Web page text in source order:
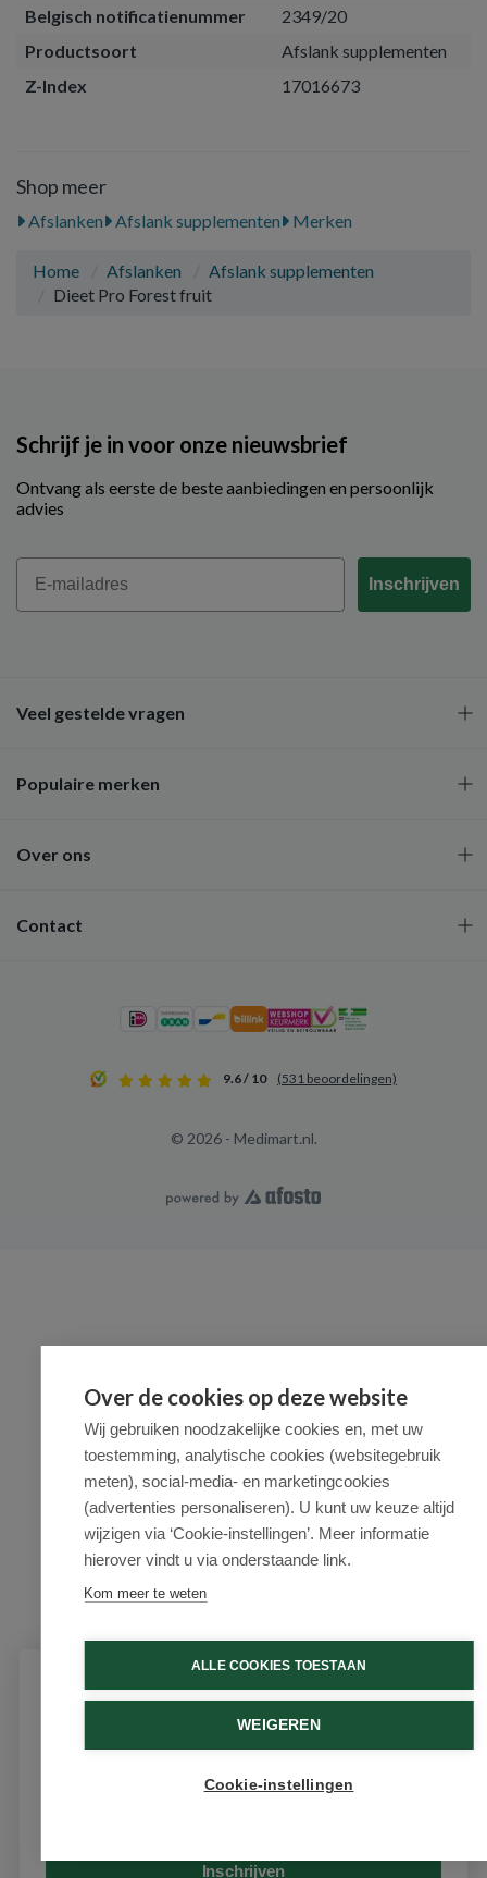
Belgisch notificatienummer
2349/20
Productsoort
Afslank supplementen
Z-Index
17016673
Shop meer
Afslanken Afslank supplementen Merken
Home Afslanken
Afslank supplementen
Dieet Pro Forest fruit
Schrijf je in voor onze nieuwsbrief
Ontvang als eerste de beste aanbiedingen en persoonlijk
advies
Email
Inschrijven
Veel gestelde vragen
Populaire merken
Over ons
Contact
9.6 / 10 (531 beoordelingen)
© 2026 - Medimart.nl.
Over de cookies op deze website
Wij gebruiken noodzakelijke cookies en, met uw
toestemming, analytische cookies (websitegebruik
meten), social-media- en marketingcookies
(advertenties personaliseren). U kunt uw keuze altijd
wijzigen via ‘Cookie-instellingen’. Meer informatie
hierover vindt u via onderstaande link.
Kom meer te weten
ALLE COOKIES TOESTAAN
WEIGEREN
Cookie-instellingen
Schrijf je in voor onze nieuwsbrief
Ontvang als eerste de beste aanbiedingen en persoonlijk
advies
Inschrijven